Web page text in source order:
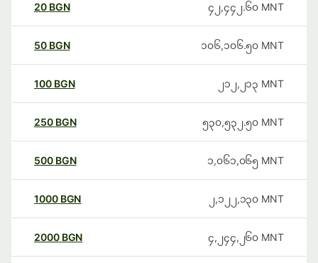
20 BGN ၄၂,၄၄၂.၆၀ MNT
50 BGN ၁၀၆,၁၀၆.၅၀ MNT
100 BGN ၂၁၂,၂၁၃ MNT
250 BGN ၅၃၀,၅၃၂.၅၀ MNT
500 BGN ၁,၀၆၁,၀၆၅ MNT
1000 BGN ၂,၁၂၂,၁၃၀ MNT
2000 BGN ၄,၂၄၄,၂၆၀ MNT